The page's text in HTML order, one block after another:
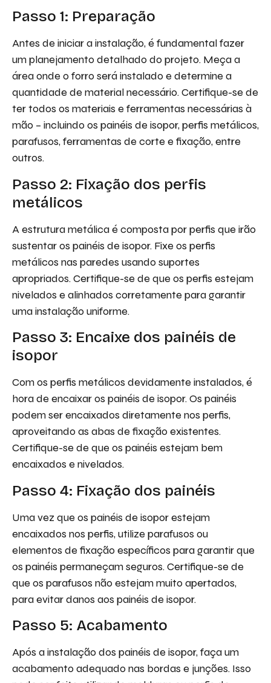
Passo 1: Preparação
Antes de iniciar a instalação, é fundamental fazer
um planejamento detalhado do projeto. Meça a
área onde o forro será instalado e determine a
quantidade de material necessário. Certifique-se de
ter todos os materiais e ferramentas necessárias à
mão – incluindo os painéis de isopor, perfis metálicos,
parafusos, ferramentas de corte e fixação, entre
outros.
Passo 2: Fixação dos perfis
metálicos
A estrutura metálica é composta por perfis que irão
sustentar os painéis de isopor. Fixe os perfis
metálicos nas paredes usando suportes
apropriados. Certifique-se de que os perfis estejam
nivelados e alinhados corretamente para garantir
uma instalação uniforme.
Passo 3: Encaixe dos painéis de
isopor
Com os perfis metálicos devidamente instalados, é
hora de encaixar os painéis de isopor. Os painéis
podem ser encaixados diretamente nos perfis,
aproveitando as abas de fixação existentes.
Certifique-se de que os painéis estejam bem
encaixados e nivelados.
Passo 4: Fixação dos painéis
Uma vez que os painéis de isopor estejam
encaixados nos perfis, utilize parafusos ou
elementos de fixação específicos para garantir que
os painéis permaneçam seguros. Certifique-se de
que os parafusos não estejam muito apertados,
para evitar danos aos painéis de isopor.
Passo 5: Acabamento
Após a instalação dos painéis de isopor, faça um
acabamento adequado nas bordas e junções. Isso